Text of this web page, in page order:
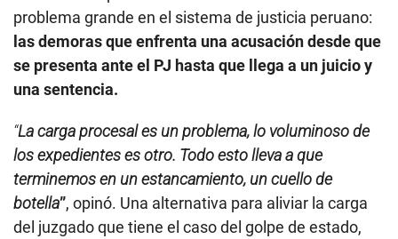
problema grande en el sistema de justicia peruano:
las demoras que enfrenta una acusación desde que
se presenta ante el PJ hasta que llega a un juicio y
una sentencia.
“La carga procesal es un problema, lo voluminoso de
los expedientes es otro. Todo esto lleva a que
terminemos en un estancamiento, un cuello de
botella”, opinó. Una alternativa para aliviar la carga
del juzgado que tiene el caso del golpe de estado,